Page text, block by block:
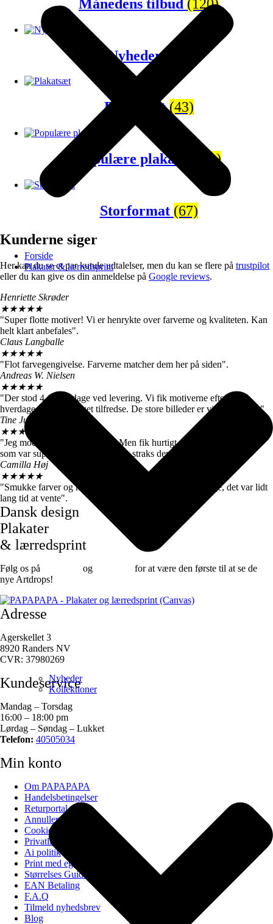
Forside
Plakater & lærredsprint
Nyheder
Kollektioner
Månedens tilbud (120)
Nyheder
Plakatsæt(43)
Populære plakater (81)
Storformat (67)
Kunderne siger
Her kan du se et par kunde udtalelser, men du kan se flere på trustpilot
eller du kan give os din anmeldelse på Google reviews.
Henriette Skrøder
★★★★★
"Super flotte motiver! Vi er henrykte over farverne og kvaliteten. Kan
helt klart anbefales".
Claus Langballe
★★★★★
"Flot farvegengivelse. Farverne matcher dem her på siden".
Andreas W. Nielsen
★★★★★
"Der stod 4-6 hverdage ved levering. Vi fik motiverne efter 3
hverdage, så vi er meget tilfredse. De store billeder er virkelig flotte."
Tine Juul
★★★
"Jeg modtog en forkert plakat. Men fik hurtigt talt med kundeservice
som var super søde og sendte mig straks den rigtige".
Camilla Høj
★★★★★
"Smukke farver og motiver, de kom dog først efter 7 dage, det var lidt
lang tid at vente".
Dansk design
Plakater
& lærredsprint
Følg os på og
for at være den første til at se de
nye Artdrops!
Adresse
Agerskellet 3
8920 Randers NV
CVR: 37980269
Kundeservice
Mandag – Torsdag
16:00 – 18:00 pm
Lørdag – Søndag – Lukket
Telefon: 40505034
Min konto
Om PAPAPAPA
Handelsbetingelser
Returportal
Annuller ordre
Cookiepolitik (EU)
Privatlivspolitik
Ai politik
Print med eget billede
Størrelses Guide
EAN Betaling
F.A.Q
Tilmeld nyhedsbrev
Blog